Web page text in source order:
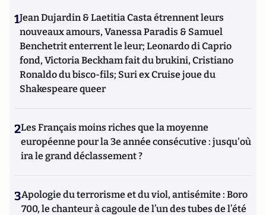
1Jean Dujardin & Laetitia Casta étrennent leurs
nouveaux amours, Vanessa Paradis & Samuel
Benchetrit enterrent le leur; Leonardo di Caprio
fond, Victoria Beckham fait du brukini, Cristiano
Ronaldo du bisco-fils; Suri ex Cruise joue du
Shakespeare queer
2Les Français moins riches que la moyenne
européenne pour la 3e année consécutive : jusqu'où
ira le grand déclassement ?
3Apologie du terrorisme et du viol, antisémite : Boro
700, le chanteur à cagoule de l’un des tubes de l’été